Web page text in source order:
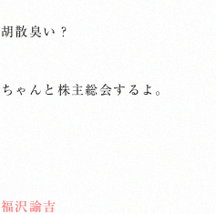
胡散臭い？
ちゃんと株主総会するよ。
福沢諭吉